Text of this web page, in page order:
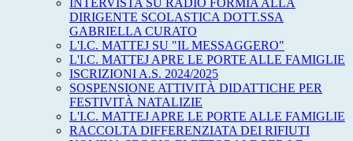
INTERVISTA SU RADIO FORMIA ALLA
DIRIGENTE SCOLASTICA DOTT.SSA
GABRIELLA CURATO
L'I.C. MATTEJ SU "IL MESSAGGERO"
L'I.C. MATTEJ APRE LE PORTE ALLE FAMIGLIE
ISCRIZIONI A.S. 2024/2025
SOSPENSIONE ATTIVITÀ DIDATTICHE PER
FESTIVITÀ NATALIZIE
L'I.C. MATTEJ APRE LE PORTE ALLE FAMIGLIE
RACCOLTA DIFFERENZIATA DEI RIFIUTI